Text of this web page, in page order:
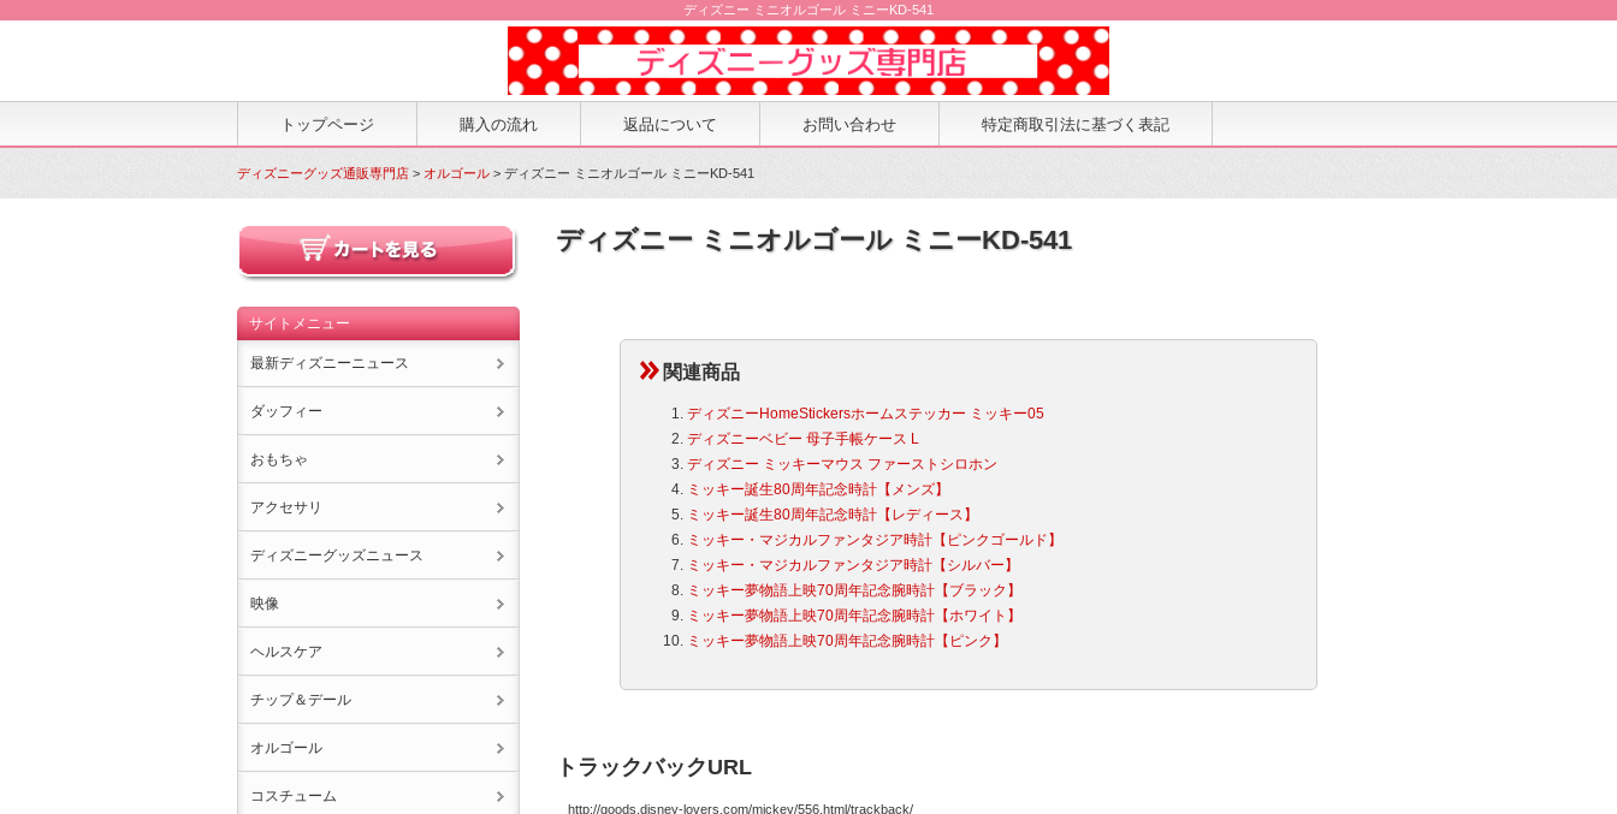
ディズニー ミニオルゴール ミニーKD-541
トップページ 購入の流れ 返品について お問い合わせ 特定商取引法に基づく表記
ディズニーグッズ通販専門店 > オルゴール > ディズニー ミニオルゴール ミニーKD-541
ディズニー ミニオルゴール ミニーKD-541
関連商品
ディズニーHomeStickersホームステッカー ミッキー05
ディズニーベビー 母子手帳ケース L
ディズニー ミッキーマウス ファーストシロホン
ミッキー誕生80周年記念時計【メンズ】
ミッキー誕生80周年記念時計【レディース】
ミッキー・マジカルファンタジア時計【ピンクゴールド】
ミッキー・マジカルファンタジア時計【シルバー】
ミッキー夢物語上映70周年記念腕時計【ブラック】
ミッキー夢物語上映70周年記念腕時計【ホワイト】
ミッキー夢物語上映70周年記念腕時計【ピンク】
トラックバックURL
http://goods.disney-lovers.com/mickey/556.html/trackback/
サイトメニュー
最新ディズニーニュース
ダッフィー
おもちゃ
アクセサリ
ディズニーグッズニュース
映像
ヘルスケア
チップ＆デール
オルゴール
コスチューム